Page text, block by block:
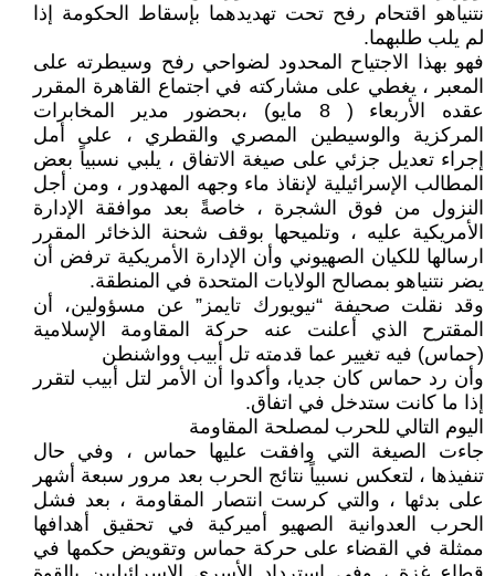
نتنياهو اقتحام رفح تحت تهديدهما بإسقاط الحكومة إذا
لم يلب طلبهما.
فهو بهذا الاجتياح المحدود لضواحي رفح وسيطرته على
المعبر ، يغطي على مشاركته في اجتماع القاهرة المقرر
عقده الأربعاء ( 8 مايو) ،بحضور مدير المخابرات
المركزية والوسيطين المصري والقطري ، على أمل
إجراء تعديل جزئي على صيغة الاتفاق ، يلبي نسبياً بعض
المطالب الإسرائيلية لإنقاذ ماء وجهه المهدور ، ومن أجل
النزول من فوق الشجرة ، خاصةً بعد موافقة الإدارة
الأمريكية عليه ، وتلميحها بوقف شحنة الذخائر المقرر
ارسالها للكيان الصهيوني وأن الإدارة الأمريكية ترفض أن
يضر نتنياهو بمصالح الولايات المتحدة في المنطقة.
وقد نقلت صحيفة “نيويورك تايمز” عن مسؤولين، أن
المقترح الذي أعلنت عنه حركة المقاومة الإسلامية
(حماس) فيه تغيير عما قدمته تل أبيب وواشنطن
وأن رد حماس كان جديا، وأكدوا أن الأمر لتل أبيب لتقرر
إذا ما كانت ستدخل في اتفاق.
اليوم التالي للحرب لمصلحة المقاومة
جاءت الصيغة التي وافقت عليها حماس ، وفي حال
تنفيذها ، لتعكس نسبياً نتائج الحرب بعد مرور سبعة أشهر
على بدئها ، والتي كرست انتصار المقاومة ، بعد فشل
الحرب العدوانية الصهيو أميركية في تحقيق أهدافها
ممثلة في القضاء على حركة حماس وتقويض حكمها في